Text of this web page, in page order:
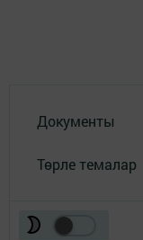
Документы
Төрле темалар